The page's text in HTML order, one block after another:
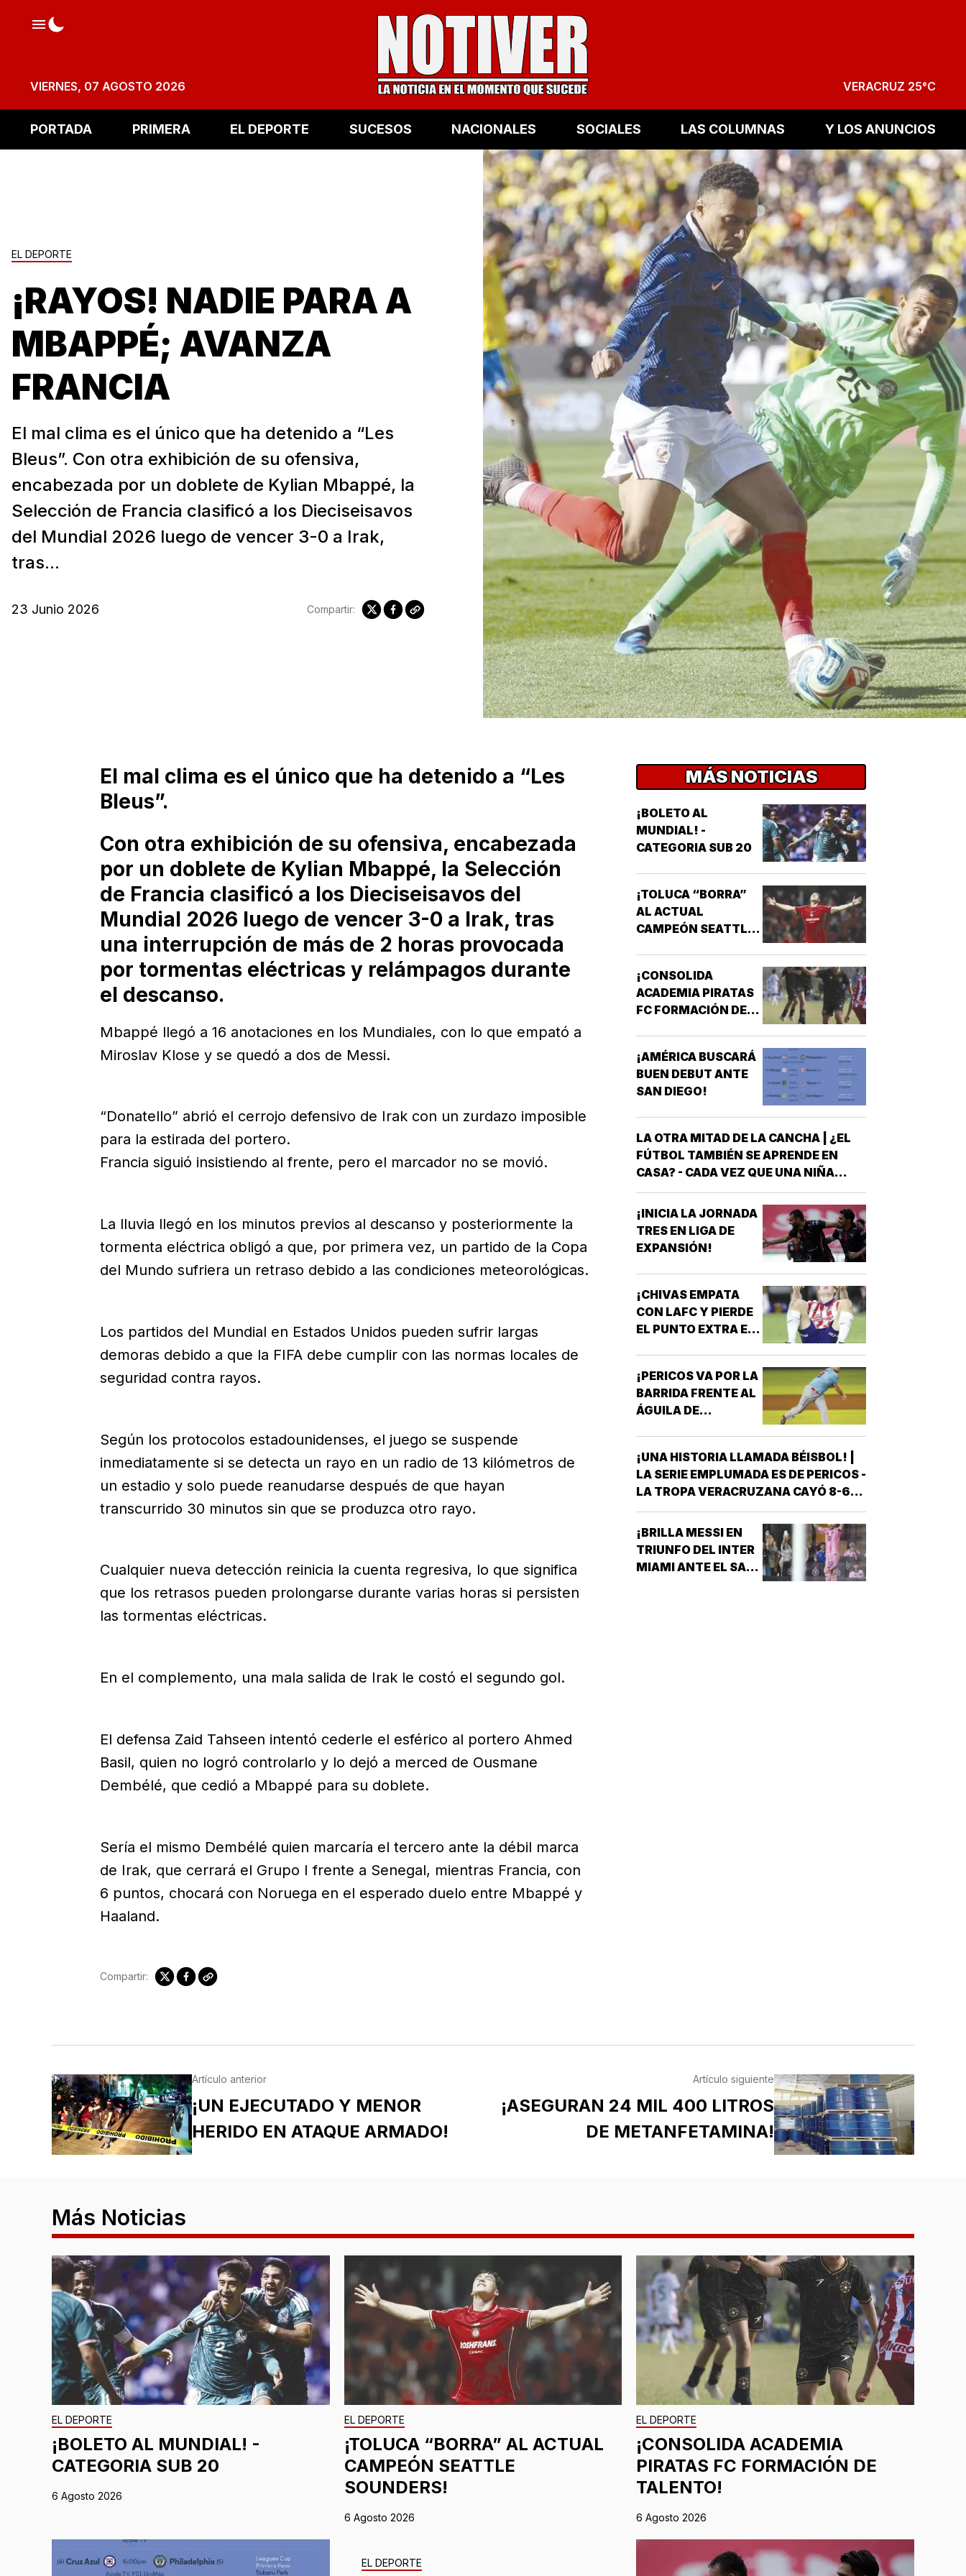
VIERNES, 07 AGOSTO 2026 VERACRUZ 25°C
PORTADA PRIMERA EL DEPORTE SUCESOS NACIONALES SOCIALES LAS COLUMNAS Y LOS ANUNCIOS
EL DEPORTE
¡RAYOS! NADIE PARA A
MBAPPÉ; AVANZA
FRANCIA
El mal clima es el único que ha detenido a “Les
Bleus”. Con otra exhibición de su ofensiva,
encabezada por un doblete de Kylian Mbappé, la
Selección de Francia clasificó a los Dieciseisavos
del Mundial 2026 luego de vencer 3-0 a Irak,
tras...
23 Junio 2026 Compartir:
El mal clima es el único que ha detenido a “Les
Bleus”.
Con otra exhibición de su ofensiva, encabezada
por un doblete de Kylian Mbappé, la Selección
de Francia clasificó a los Dieciseisavos del
Mundial 2026 luego de vencer 3-0 a Irak, tras
una interrupción de más de 2 horas provocada
por tormentas eléctricas y relámpagos durante
el descanso.
Mbappé llegó a 16 anotaciones en los Mundiales, con lo que empató a
Miroslav Klose y se quedó a dos de Messi.
“Donatello” abrió el cerrojo defensivo de Irak con un zurdazo imposible
para la estirada del portero.
Francia siguió insistiendo al frente, pero el marcador no se movió.
La lluvia llegó en los minutos previos al descanso y posteriormente la
tormenta eléctrica obligó a que, por primera vez, un partido de la Copa
del Mundo sufriera un retraso debido a las condiciones meteorológicas.
Los partidos del Mundial en Estados Unidos pueden sufrir largas
demoras debido a que la FIFA debe cumplir con las normas locales de
seguridad contra rayos.
Según los protocolos estadounidenses, el juego se suspende
inmediatamente si se detecta un rayo en un radio de 13 kilómetros de
un estadio y solo puede reanudarse después de que hayan
transcurrido 30 minutos sin que se produzca otro rayo.
Cualquier nueva detección reinicia la cuenta regresiva, lo que significa
que los retrasos pueden prolongarse durante varias horas si persisten
las tormentas eléctricas.
En el complemento, una mala salida de Irak le costó el segundo gol.
El defensa Zaid Tahseen intentó cederle el esférico al portero Ahmed
Basil, quien no logró controlarlo y lo dejó a merced de Ousmane
Dembélé, que cedió a Mbappé para su doblete.
Sería el mismo Dembélé quien marcaría el tercero ante la débil marca
de Irak, que cerrará el Grupo I frente a Senegal, mientras Francia, con
6 puntos, chocará con Noruega en el esperado duelo entre Mbappé y
Haaland.
Compartir:
MÁS NOTICIAS
¡BOLETO AL
MUNDIAL! -
CATEGORIA SUB 20
¡TOLUCA “BORRA”
AL ACTUAL
CAMPEÓN SEATTLE
¡CONSOLIDA
ACADEMIA PIRATAS
FC FORMACIÓN DE
¡AMÉRICA BUSCARÁ
BUEN DEBUT ANTE
SAN DIEGO!
LA OTRA MITAD DE LA CANCHA | ¿EL
FÚTBOL TAMBIÉN SE APRENDE EN
CASA? - CADA VEZ QUE UNA NIÑA
ENTRA A UNA CANCHA CON UN BALÓN
BAJO EL BRAZO, NO LLEGA SOLA
*DETRÁS DE ELLA SIEMPRE HAY
ALGUIEN QUE LA LLEVÓ AL
ENTRENAMIENTO, QUE HIZO EL
ESFUERZO…
¡INICIA LA JORNADA
TRES EN LIGA DE
EXPANSIÓN!
¡CHIVAS EMPATA
CON LAFC Y PIERDE
EL PUNTO EXTRA EN
¡PERICOS VA POR LA
BARRIDA FRENTE AL
ÁGUILA DE
¡UNA HISTORIA LLAMADA BÉISBOL! |
LA SERIE EMPLUMADA ES DE PERICOS -
LA TROPA VERACRUZANA CAYÓ 8-6
ANTE LOS PERICOS DE PUEBLA EN EL
SEGUNDO JUEGO DE LA ÚLTIMA SERIE
DE LA TEMPORADA REGULAR EN EL
ESTADIO HERMANOS SERDÁN, CON LO
QUE LOS POBLANOS…
¡BRILLA MESSI EN
TRIUNFO DEL INTER
MIAMI ANTE EL SAN
Artículo anterior
¡UN EJECUTADO Y MENOR
HERIDO EN ATAQUE ARMADO!
Artículo siguiente
¡ASEGURAN 24 MIL 400 LITROS
DE METANFETAMINA!
Más Noticias
EL DEPORTE
¡BOLETO AL MUNDIAL! -
CATEGORIA SUB 20
6 Agosto 2026
EL DEPORTE
¡TOLUCA “BORRA” AL ACTUAL
CAMPEÓN SEATTLE
SOUNDERS!
6 Agosto 2026
EL DEPORTE
¡CONSOLIDA ACADEMIA
PIRATAS FC FORMACIÓN DE
TALENTO!
6 Agosto 2026
EL DEPORTE